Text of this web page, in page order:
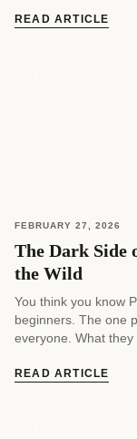
READ ARTICLE
FEBRUARY 27, 2026
The Dark Side
the Wild
You think you know
beginners. The one
everyone. What they
READ ARTICLE